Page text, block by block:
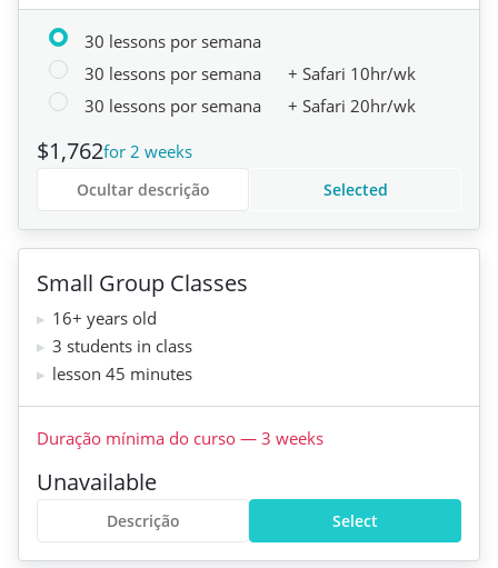
30 lessons por semana
30 lessons por semana
+ Safari 10hr/wk
30 lessons por semana
+ Safari 20hr/wk
$1,762for 2 weeks
Selected
Ocultar descrição
Small Group Classes
16+ years old
3 students in class
lesson 45 minutes
Duração mínima do curso — 3 weeks
Unavailable
Select
Descrição